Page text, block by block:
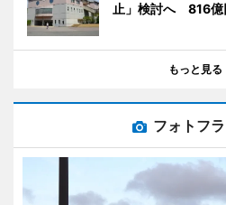
止」検討へ 816億
もっと見る
フォトフ